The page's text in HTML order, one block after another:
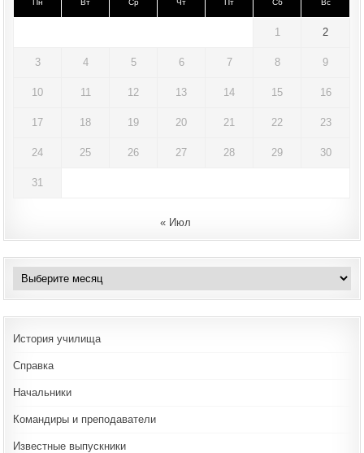
Пн Вт Ср Чт Пт Сб Вс
1 2
3 4 5 6 7 8 9
10 11 12 13 14 15 16
17 18 19 20 21 22 23
24 25 26 27 28 29 30
31
« Июл
Архивы
История училища
Справка
Начальники
Командиры и преподаватели
Известные выпускники